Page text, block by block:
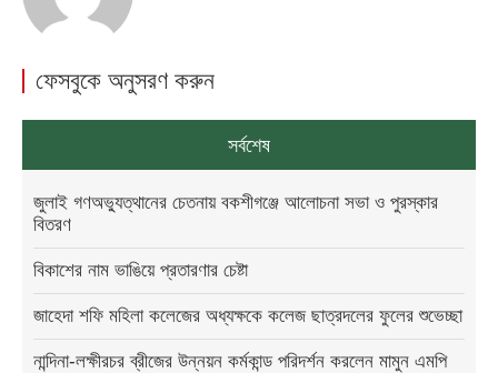
ফেসবুকে অনুসরণ করুন
সর্বশেষ
জুলাই গণঅভ্যুত্থানের চেতনায় বকশীগঞ্জে আলোচনা সভা ও পুরস্কার
বিতরণ
বিকাশের নাম ভাঙিয়ে প্রতারণার চেষ্টা
জাহেদা শফি মহিলা কলেজের অধ্যক্ষকে কলেজ ছাত্রদলের ফুলের শুভেচ্ছা
নান্দিনা-লক্ষীরচর ব্রীজের উন্নয়ন কর্মকান্ড পরিদর্শন করলেন মামুন এমপি